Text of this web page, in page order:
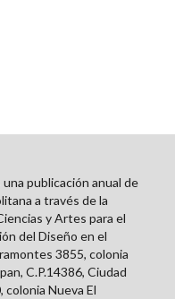
publicación anual de
a través de la
y Artes para el
del Diseño en el
3855, colonia
C.P.14386, Ciudad
colonia Nueva El